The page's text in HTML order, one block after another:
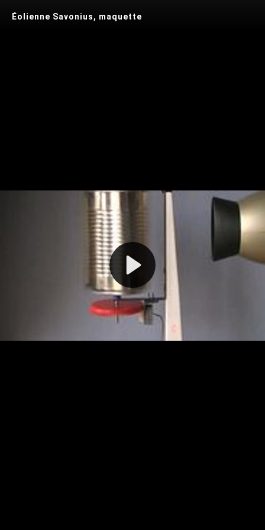
Play
Video
Éolienne Savonius, maquette